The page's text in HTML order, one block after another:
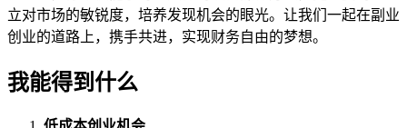
立对市场的敏锐度，培养发现机会的眼光。让我们一起在副业
创业的道路上，携手共进，实现财务自由的梦想。
我能得到什么